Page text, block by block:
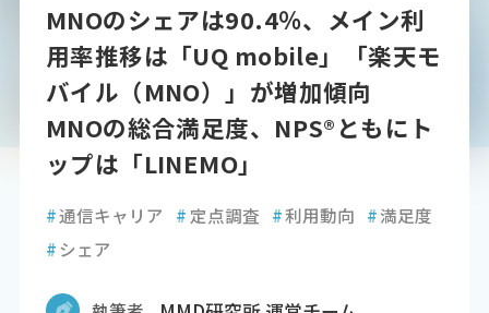
MNOのシェアは90.4％、メイン利
用率推移は「UQ mobile」「楽天モ
バイル（MNO）」が増加傾向
MNOの総合満足度、NPS®ともにト
ップは「LINEMO」
#通信キャリア # 定点調査 #利用動向 #満足度
#シェア